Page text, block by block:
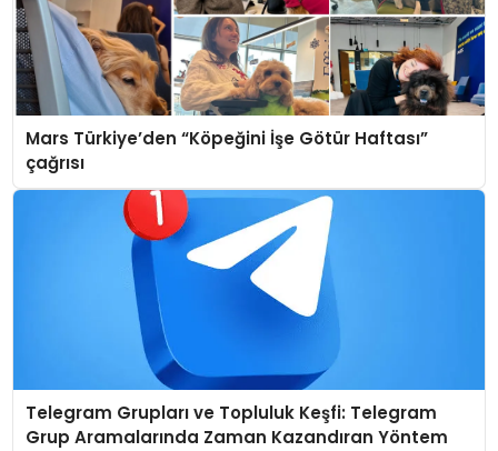
Mars Türkiye’den “Köpeğini İşe Götür Haftası”
çağrısı
Telegram Grupları ve Topluluk Keşfi: Telegram
Grup Aramalarında Zaman Kazandıran Yöntem